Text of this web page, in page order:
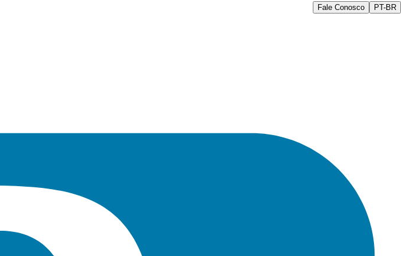
Fale Conosco PT-BR